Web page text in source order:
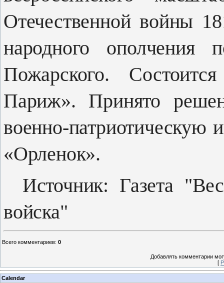
Отечественной вой­ны
народного ополчения
Пожарского.
Париж». Принято
военно-патриотическую
«Орленок».
Источник: Газета
войска"
Всего комментариев: 0
Добавлять комментарии
[
Calendar